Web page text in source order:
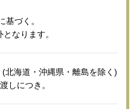
基づく。
なります。
(北海道・沖縄県・離島を除く)
しにつき。